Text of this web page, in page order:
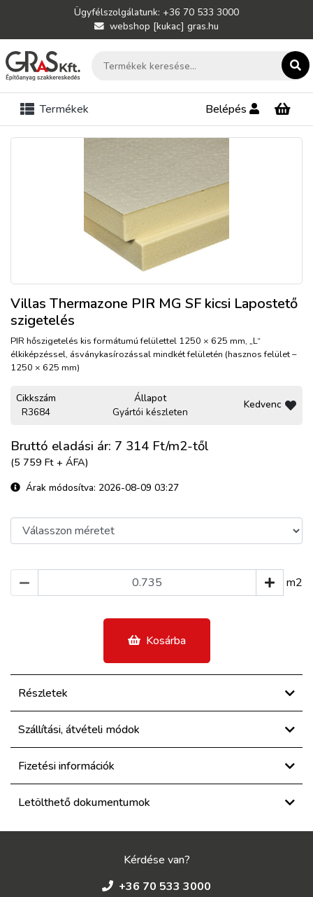
Ügyfélszolgálatunk: +36 70 533 3000
webshop [kukac] gras.hu
Termékek Belépés
Villas Thermazone PIR MG SF kicsi Lapostető
szigetelés
PIR hőszigetelés kis formátumú felülettel 1250 × 625 mm, „L“
élkiképzéssel, ásványkasírozással mindkét felületén (hasznos felület –
1250 × 625 mm)
Cikkszám
R3684
Állapot
Gyártói készleten
Kedvenc
Bruttó eladási ár: 7 314 Ft/m2-től
(5 759 Ft + ÁFA)
Árak módosítva: 2026-08-09 03:27
m2
Kosárba
Részletek
Szállítási, átvételi módok
Fizetési információk
Letölthető dokumentumok
Kérdése van?
+36 70 533 3000